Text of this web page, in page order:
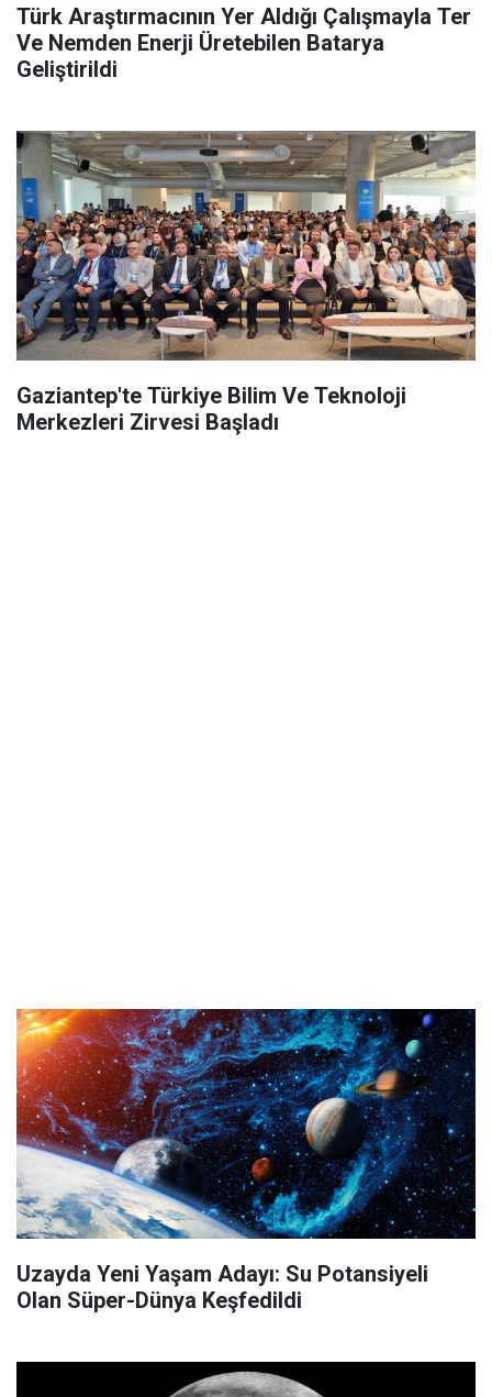
Türk Araştırmacının Yer Aldığı Çalışmayla Ter
Ve Nemden Enerji Üretebilen Batarya
Geliştirildi
Gaziantep'te Türkiye Bilim Ve Teknoloji
Merkezleri Zirvesi Başladı
Uzayda Yeni Yaşam Adayı: Su Potansiyeli
Olan Süper-Dünya Keşfedildi